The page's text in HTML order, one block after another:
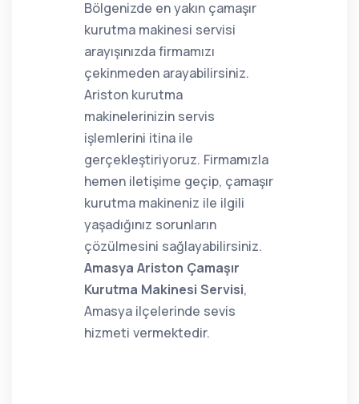
Bölgenizde en yakın çamaşır
kurutma makinesi servisi
arayışınızda firmamızı
çekinmeden arayabilirsiniz.
Ariston kurutma
makinelerinizin servis
işlemlerini itina ile
gerçekleştiriyoruz. Firmamızla
hemen iletişime geçip, çamaşır
kurutma makineniz ile ilgili
yaşadığınız sorunların
çözülmesini sağlayabilirsiniz.
Amasya Ariston Çamaşır
Kurutma Makinesi Servisi,
Amasya ilçelerinde sevis
hizmeti vermektedir.